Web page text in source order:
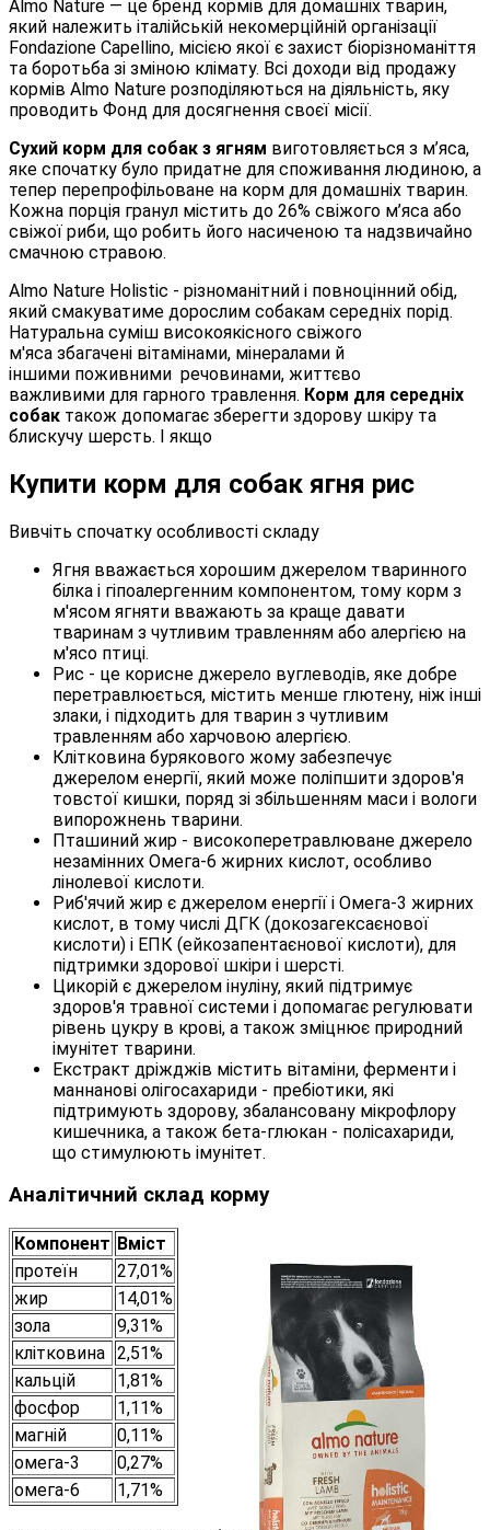
Almo Nature — це бренд кормів для домашніх тварин,
який належить італійській некомерційній організації
Fondazione Capellino, місією якої є захист біорізноманіття
та боротьба зі зміною клімату. Всі доходи від продажу
кормів Almo Nature розподіляються на діяльність, яку
проводить Фонд для досягнення своєї місії.
Сухий корм для собак з ягням виготовляється з м’яса,
яке спочатку було придатне для споживання людиною, а
тепер перепрофільоване на корм для домашніх тварин.
Кожна порція гранул містить до 26% свіжого м’яса або
свіжої риби, що робить його насиченою та надзвичайно
смачною стравою.
Almo Nature Holistic - різноманітний і повноцінний обід,
який смакуватиме дорослим собакам середніх порід.
Натуральна суміш високоякісного свіжого
м'яса збагачені вітамінами, мінералами й
іншими поживними речовинами, життєво
важливими для гарного травлення. Корм для середніх
собак також допомагає зберегти здорову шкіру та
блискучу шерсть. І якщо
Купити корм для собак ягня рис
Вивчіть спочатку особливості складу
Ягня вважається хорошим джерелом тваринного
білка і гіпоалергенним компонентом, тому корм з
м'ясом ягняти вважають за краще давати
тваринам з чутливим травленням або алергією на
м'ясо птиці.
Рис - це корисне джерело вуглеводів, яке добре
перетравлюється, містить менше глютену, ніж інші
злаки, і підходить для тварин з чутливим
травленням або харчовою алергією.
Клітковина бурякового жому забезпечує
джерелом енергії, який може поліпшити здоров'я
товстої кишки, поряд зі збільшенням маси і вологи
випорожнень тварини.
Пташиний жир - високоперетравлюване джерело
незамінних Омега-6 жирних кислот, особливо
лінолевої кислоти.
Риб'ячий жир є джерелом енергії і Омега-3 жирних
кислот, в тому числі ДГК (докозагексаєнової
кислоти) і ЕПК (ейкозапентаєнової кислоти), для
підтримки здорової шкіри і шерсті.
Цикорій є джерелом інуліну, який підтримує
здоров'я травної системи і допомагає регулювати
рівень цукру в крові, а також зміцнює природний
імунітет тварини.
Екстракт дріжджів містить вітаміни, ферменти і
маннанові олігосахариди - пребіотики, які
підтримують здорову, збалансовану мікрофлору
кишечника, а також бета-глюкан - полісахариди,
що стимулюють імунітет.
Аналітичний склад корму
Компонент Вміст
протеїн
27,01%
жир
14,01%
зола
9,31%
клітковина 2,51%
кальцій
1,81%
фосфор
1,11%
магній
0,11%
омега-3
0,27%
омега-6
1,71%